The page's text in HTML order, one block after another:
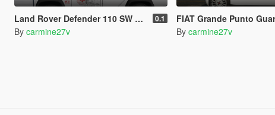
Land Rover Defender 110 SW Croce Rossa Italiana Paintjob 0.1
By carmine27v
FIAT Grande Punto Guardia
By carmine27v